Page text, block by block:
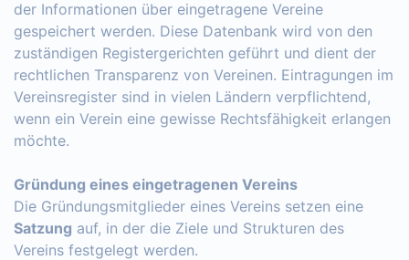
der Informationen über eingetragene Vereine
gespeichert werden. Diese Datenbank wird von den
zuständigen Registergerichten geführt und dient der
rechtlichen Transparenz von Vereinen. Eintragungen im
Vereinsregister sind in vielen Ländern verpflichtend,
wenn ein Verein eine gewisse Rechtsfähigkeit erlangen
möchte.
Gründung eines eingetragenen Vereins
Die Gründungsmitglieder eines Vereins setzen eine
Satzung auf, in der die Ziele und Strukturen des
Vereins festgelegt werden.